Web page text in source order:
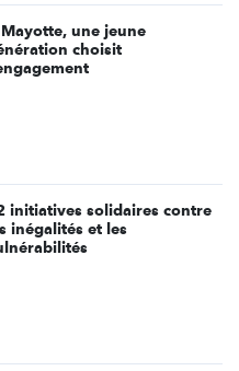
une jeune
choisit
initiatives solidaires contre
inégalités et les